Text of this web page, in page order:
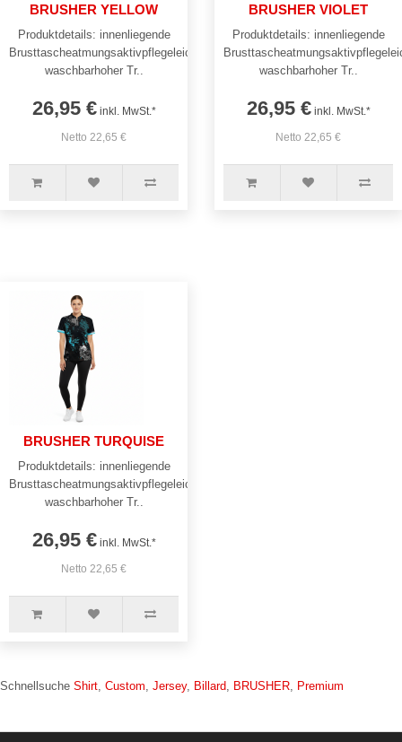
BRUSHER YELLOW
Produktdetails: innenliegende
Brusttascheatmungsaktivpflegeleicht
waschbarhoher Tr..
26,95 €inkl. MwSt.*
Netto 22,65 €
BRUSHER VIOLET
Produktdetails: innenliegende
waschbarhoher Tr..
26,95 €inkl. MwSt.*
Netto 22,65 €
BRUSHER TURQUISE
Produktdetails: innenliegende
Brusttascheatmungsaktivpflegeleicht
waschbarhoher Tr..
26,95 €inkl. MwSt.*
Netto 22,65 €
Schnellsuche Shirt Custom Jersey, Billard BRUSHER Premium